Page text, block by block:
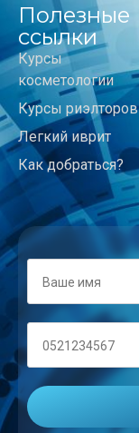
Полезные
ссылки
Курсы
косметологии
Курсы риэлторов
Легкий иврит
Как добраться?